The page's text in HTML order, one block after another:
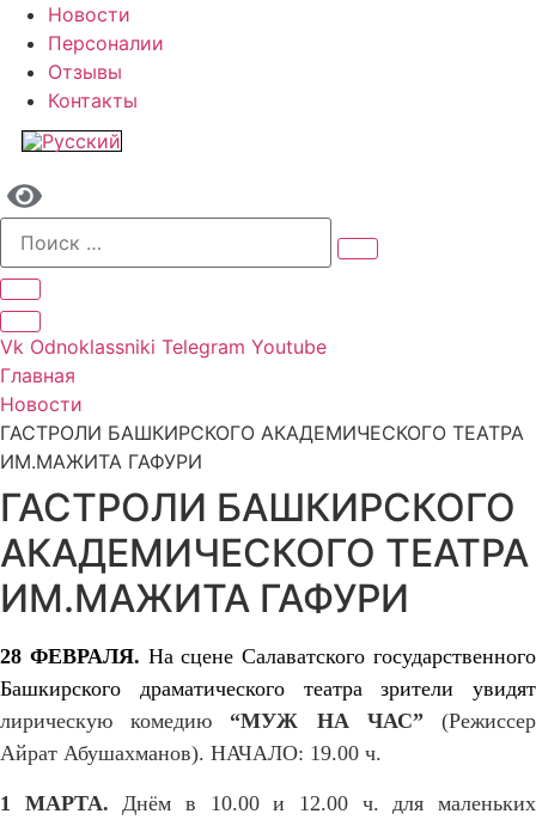
Новости
Персоналии
Отзывы
Контакты
Vk Odnoklassniki Telegram Youtube
Главная
Новости
ГАСТРОЛИ БАШКИРСКОГО АКАДЕМИЧЕСКОГО ТЕАТРА
ИМ.МАЖИТА ГАФУРИ
ГАСТРОЛИ БАШКИРСКОГО
АКАДЕМИЧЕСКОГО ТЕАТРА
ИМ.МАЖИТА ГАФУРИ
28 ФЕВРАЛЯ. На сцене Салаватского государственного
Башкирского драматического театразрители увидят
лирическую комедию “МУЖ НА ЧАС”(Режиссер
Айрат Абушахманов). НАЧАЛО: 19.00 ч.
1 МАРТА. Днёмв 10.00 и 12.00 ч. для маленьких